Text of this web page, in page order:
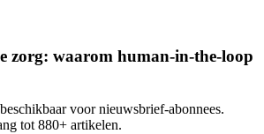
zorg: waarom human-in-the-loop
voor nieuwsbrief-abonnees.
tot 880+ artikelen.